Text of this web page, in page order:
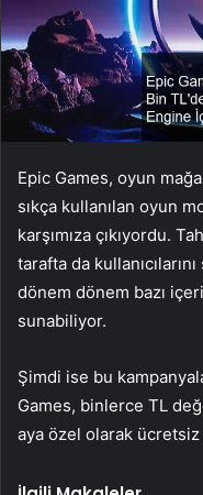
Epic Games, oyun
sıkça kullanılan oyun
karşımıza çıkıyordu.
tarafta da
dönem dönem bazı
sunabiliyor.
Şimdi ise bu
Games, binlerce TL
aya özel olarak ücretsiz